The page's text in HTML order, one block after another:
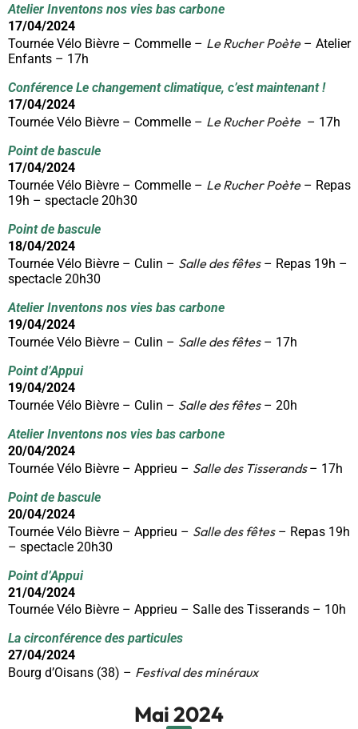
Atelier Inventons nos vies bas carbone
17/04/2024
Tournée Vélo Bièvre – Commelle – Le Rucher Poète– Atelier
Enfants – 17h
Conférence Le changement climatique, c’est maintenant !
17/04/2024
Tournée Vélo Bièvre – Commelle – Le Rucher Poète– 17h
Point de bascule
17/04/2024
Tournée Vélo Bièvre – Commelle – Le Rucher Poète– Repas
19h – spectacle 20h30
Point de bascule
18/04/2024
Tournée Vélo Bièvre – Culin – Salle des fêtes– Repas 19h –
spectacle 20h30
Atelier Inventons nos vies bas carbone
19/04/2024
Tournée Vélo Bièvre – Culin – Salle des fêtes– 17h
Point d’Appui
19/04/2024
Tournée Vélo Bièvre – Culin – Salle des fêtes– 20h
Atelier Inventons nos vies bas carbone
20/04/2024
Tournée Vélo Bièvre – Apprieu – Salle des Tisserands– 17h
Point de bascule
20/04/2024
Tournée Vélo Bièvre – Apprieu – Salle des fêtes– Repas 19h
– spectacle 20h30
Point d’Appui
21/04/2024
Tournée Vélo Bièvre – Apprieu – Salle des Tisserands – 10h
La circonférence des particules
27/04/2024
Bourg d’Oisans (38) – Festival des minéraux
Mai 2024